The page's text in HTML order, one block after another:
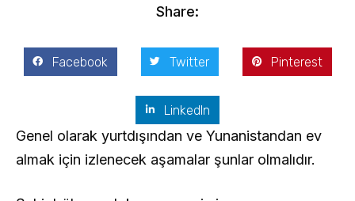
Share:
Facebook Twitter Pinterest
LinkedIn
Genel olarak yurtdışından ve Yunanistandan ev
almak için izlenecek aşamalar şunlar olmalıdır.